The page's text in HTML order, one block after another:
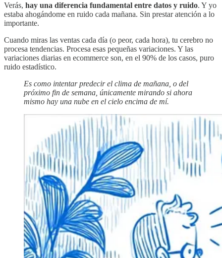
Verás, hay una diferencia fundamental entre datos y ruido. Y yo
estaba ahogándome en ruido cada mañana. Sin prestar atención a lo
importante.
Cuando miras las ventas cada día (o peor, cada hora), tu cerebro no
procesa tendencias. Procesa esas pequeñas variaciones. Y las
variaciones diarias en ecommerce son, en el 90% de los casos, puro
ruido estadístico.
Es como intentar predecir el clima de mañana, o del
próximo fin de semana, únicamente mirando si ahora
mismo hay una nube en el cielo encima de mí.